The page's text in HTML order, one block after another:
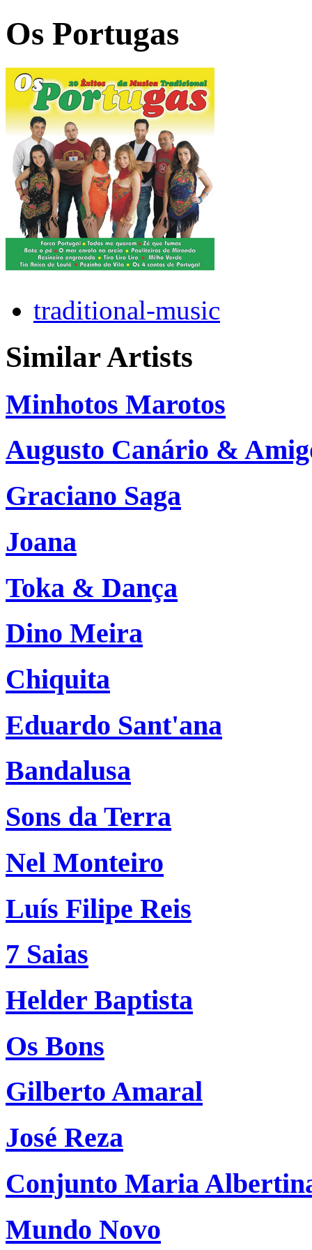
Os Portugas
traditional-music
Similar Artists
Minhotos Marotos
Augusto Canário &
Graciano Saga
Joana
Toka & Dança
Dino Meira
Chiquita
Eduardo Sant'ana
Bandalusa
Sons da Terra
Nel Monteiro
Luís Filipe Reis
7 Saias
Helder Baptista
Os Bons
Gilberto Amaral
José Reza
Conjunto Maria
Mundo Novo